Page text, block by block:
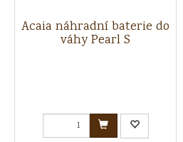
Acaia náhradní baterie do
váhy Pearl S